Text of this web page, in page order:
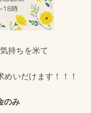
持ちを米て
めいだけます！！！
のみ